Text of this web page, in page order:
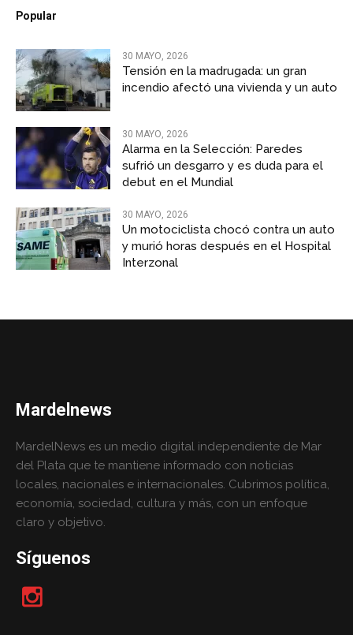
Popular
30 MAYO, 2026
Tensión en la madrugada: un gran
incendio afectó una vivienda y un auto
30 MAYO, 2026
Alarma en la Selección: Paredes
sufrió un desgarro y es duda para el
debut en el Mundial
30 MAYO, 2026
Un motociclista chocó contra un auto
y murió horas después en el Hospital
Interzonal
Mardelnews
MardelNews es un medio digital independiente de Mar
del Plata que te mantiene informado con noticias
locales, nacionales e internacionales. Cubrimos política,
economía, sociedad, cultura y más, con un enfoque
claro y objetivo.
Síguenos